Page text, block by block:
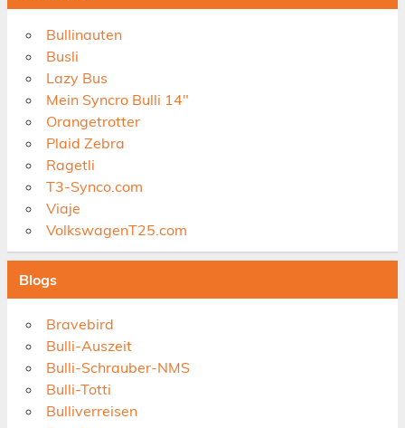
Bullinauten
Busli
Lazy Bus
Mein Syncro Bulli 14"
Orangetrotter
Plaid Zebra
Ragetli
T3-Synco.com
Viaje
VolkswagenT25.com
Blogs
Bravebird
Bulli-Auszeit
Bulli-Schrauber-NMS
Bulli-Totti
Bulliverreisen